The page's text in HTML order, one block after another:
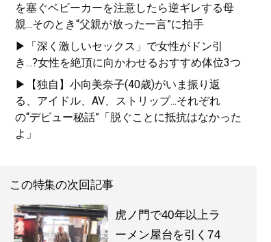
を塞ぐベビーカーを注意したら逆ギレする母
親...そのとき“父親が放った一言”に拍手
▶「深く激しいセックス」で女性がドン引
き...?女性を絶頂に向かわせるおすすめ体位3つ
▶【独自】小向美奈子(40歳)がいま振り返
る、アイドル、AV、ストリップ...それぞれ
の“デビュー秘話”「脱ぐことに抵抗はなかった
よ」
この特集の次回記事
虎ノ門で40年以上ラ
ーメン屋台を引く74